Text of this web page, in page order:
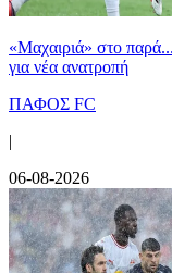
«Μαχαιριά» στο
για νέα ανατροπή
ΠΑΦΟΣ FC
|
06-08-2026